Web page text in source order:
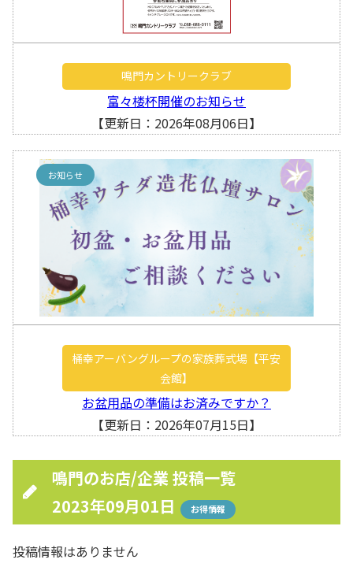
鳴門カントリークラブ
富々楼杯開催のお知らせ
【更新日：2026年08月06日】
お知らせ
桶幸アーバングループの家族葬式場【平安
会館】
お盆用品の準備はお済みですか？
【更新日：2026年07月15日】
鳴門のお店/企業 投稿一覧
2023年09月01日
お得情報
投稿情報はありません